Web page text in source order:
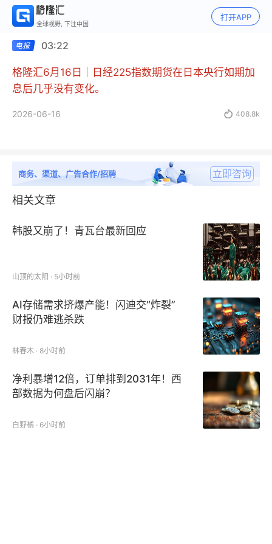
全球视野, 下注中国
打开APP
03:22
格隆汇6月16日｜日经225指数期货在日本央行如期加
息后几乎没有变化。
2026-06-16  408.8k
商务、渠道、广告合作/招聘 立即咨询
相关文章
韩股又崩了！青瓦台最新回应
山顶的太阳 · 5小时前
AI存储需求挤爆产能！闪迪交“炸裂”
财报仍难逃杀跌
林春木 · 8小时前
净利暴增12倍，订单排到2031年！西
部数据为何盘后闪崩？
白野橘 · 6小时前